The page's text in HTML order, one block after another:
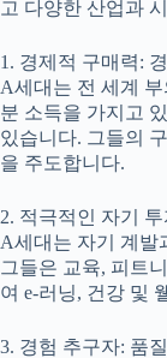
고 다양한 산업과
1. 경제적 구매력:
A세대는 전 세계
분 소득을 가지고
있습니다. 그들의
을 주도합니다.
2. 적극적인 자기
A세대는 자기 계발
그들은 교육, 피트
여 e-러닝, 건강 및
3. 경험 추구자: 품